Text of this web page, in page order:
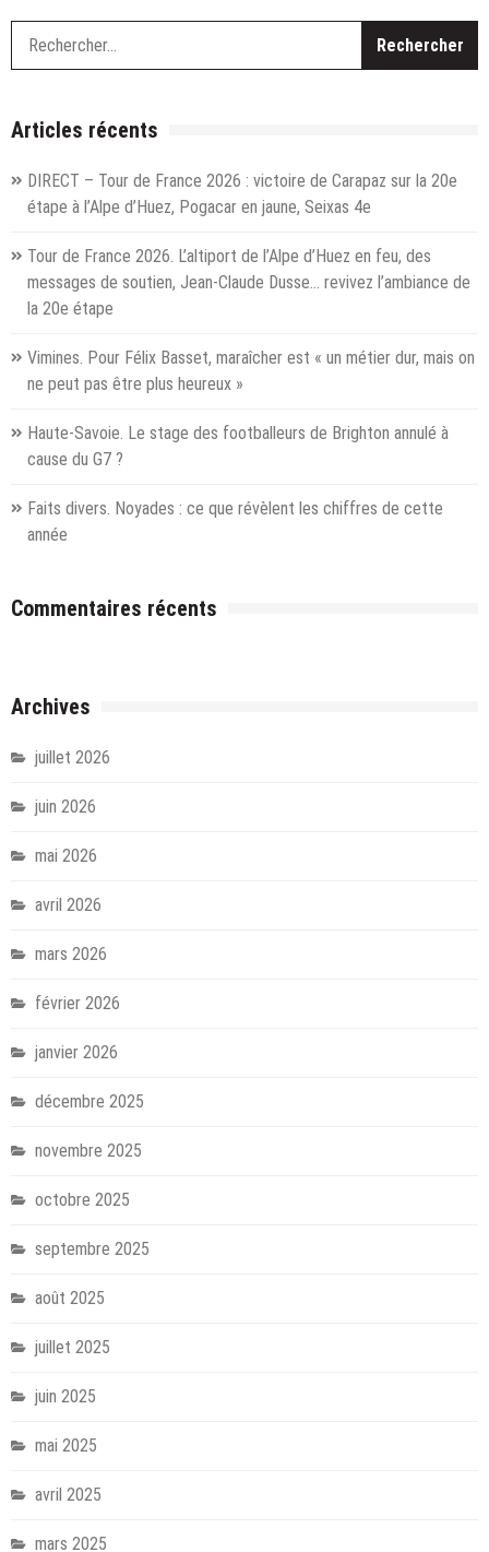
territoriales
Ligue
Articles récents
DIRECT – Tour de France 2026 : victoire de Carapaz sur la 20e
étape à l’Alpe d’Huez, Pogacar en jaune, Seixas 4e
Tour de France 2026. L’altiport de l’Alpe d’Huez en feu, des
messages de soutien, Jean-Claude Dusse… revivez l’ambiance de
la 20e étape
Vimines. Pour Félix Basset, maraîcher est « un métier dur, mais on
ne peut pas être plus heureux »
Haute-Savoie. Le stage des footballeurs de Brighton annulé à
cause du G7 ?
Faits divers. Noyades : ce que révèlent les chiffres de cette
année
Commentaires récents
Archives
juillet 2026
juin 2026
mai 2026
avril 2026
mars 2026
février 2026
janvier 2026
décembre 2025
novembre 2025
octobre 2025
septembre 2025
août 2025
juillet 2025
juin 2025
mai 2025
avril 2025
mars 2025